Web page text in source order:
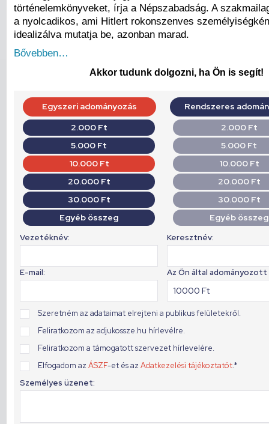
történelemkönyveket, írja a Népszabadság. A
a nyolcadikos, ami Hitlert rokonszenves
idealizálva mutatja be, azonban marad.
Bővebben…
Akkor tudunk dolgozni, ha Ön is segít!